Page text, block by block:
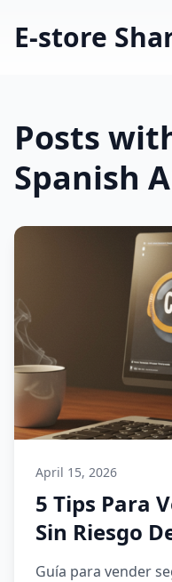
E-store
Posts
Spanish
April 15, 2026
5 Tips Para
Sin Riesgo
Guía para vender